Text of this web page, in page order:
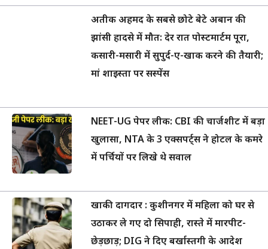
अतीक अहमद के सबसे छोटे बेटे अबान की
झांसी हादसे में मौत: देर रात पोस्टमार्टम पूरा,
कसारी-मसारी में सुपुर्द-ए-खाक करने की तैयारी;
मां शाइस्ता पर सस्पेंस
NEET-UG पेपर लीक: CBI की चार्जशीट में बड़ा
खुलासा, NTA के 3 एक्सपर्ट्स ने होटल के कमरे
में पर्चियों पर लिखे थे सवाल
खाकी दागदार : कुशीनगर में महिला को घर से
उठाकर ले गए दो सिपाही, रास्ते में मारपीट-
छेड़छाड़; DIG ने दिए बर्खास्तगी के आदेश